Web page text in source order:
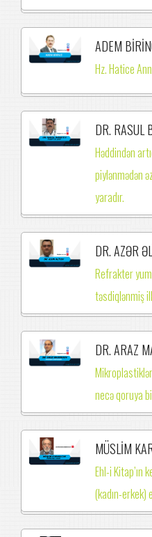
ADEM
Hz. Hatice
DR. RASUL
Həddindən
piylənmədən
yaradır.
DR. AZƏR
Refrakter
təsdiqlənmiş
DR. ARAZ
necə qoruya
MÜSLİM
Ehl-i Kitap’ın
(kadın-erkek)